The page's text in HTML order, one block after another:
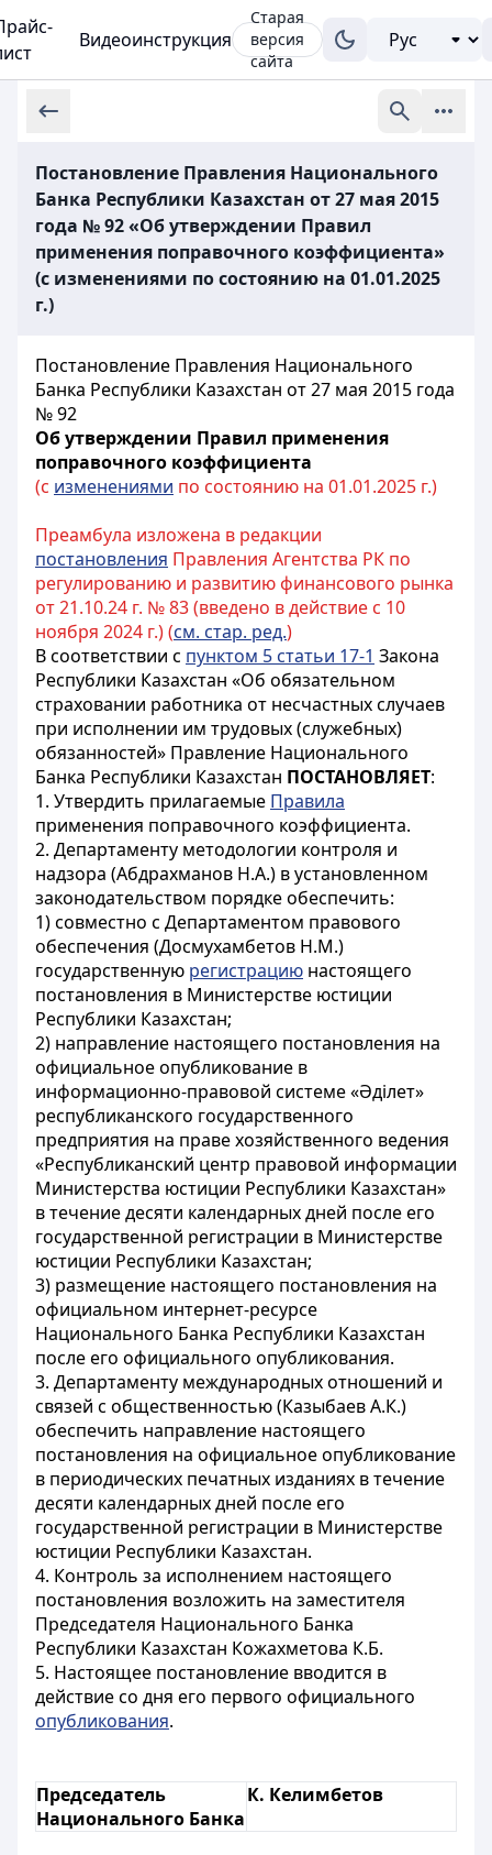
Видеоинструкция
Старая
версия
сайта
Постановление Правления Национального
Банка Республики Казахстан от 27 мая 2015
года № 92 «Об утверждении Правил
применения поправочного коэффициента»
(с изменениями по состоянию на 01.01.2025
г.)
Постановление Правления Национального
Банка Республики Казахстан от 27 мая 2015 года
№ 92
Об утверждении Правил применения
поправочного коэффициента
(с изменениями по состоянию на 01.01.2025 г.)
Преамбула изложена в редакции
постановления Правления Агентства РК по
регулированию и развитию финансового рынка
от 21.10.24 г. № 83 (введено в действие с 10
ноября 2024 г.) (см. стар. ред.)
В соответствии с пунктом 5 статьи 17-1 Закона
Республики Казахстан «Об обязательном
страховании работника от несчастных случаев
при исполнении им трудовых (служебных)
обязанностей» Правление Национального
Банка Республики Казахстан ПОСТАНОВЛЯЕТ:
1. Утвердить прилагаемые Правила
применения поправочного коэффициента.
2. Департаменту методологии контроля и
надзора (Абдрахманов Н.А.) в установленном
законодательством порядке обеспечить:
1) совместно с Департаментом правового
обеспечения (Досмухамбетов Н.М.)
государственную регистрацию настоящего
постановления в Министерстве юстиции
Республики Казахстан;
2) направление настоящего постановления на
официальное опубликование в
информационно-правовой системе «Әділет»
республиканского государственного
предприятия на праве хозяйственного ведения
«Республиканский центр правовой информации
Министерства юстиции Республики Казахстан»
в течение десяти календарных дней после его
государственной регистрации в Министерстве
юстиции Республики Казахстан;
3) размещение настоящего постановления на
официальном интернет-ресурсе
Национального Банка Республики Казахстан
после его официального опубликования.
3. Департаменту международных отношений и
связей с общественностью (Казыбаев А.К.)
обеспечить направление настоящего
постановления на официальное опубликование
в периодических печатных изданиях в течение
десяти календарных дней после его
государственной регистрации в Министерстве
юстиции Республики Казахстан.
4. Контроль за исполнением настоящего
постановления возложить на заместителя
Председателя Национального Банка
Республики Казахстан Кожахметова К.Б.
5. Настоящее постановление вводится в
действие со дня его первого официального
опубликования.
Председатель
Национального Банка
К. Келимбетов